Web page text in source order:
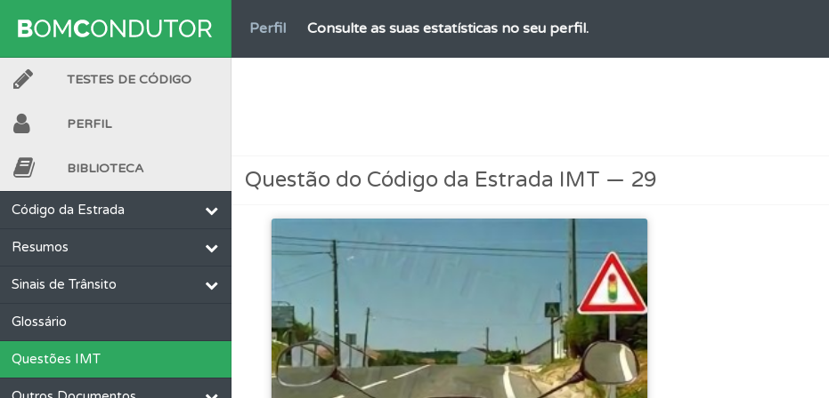
Perfil Consulte as suas estatísticas no seu perfil.
Conta Crie uma conta para poder partilhar o seu perfil com os seus amigos.
Testes Deve fazer o teste que recomendamos para obter os melhores resultados.
Ajuda Consulte a ajuda se tiver dúvidas relacionadas com a plataforma.
TESTES DE CÓDIGO
PERFIL
BIBLIOTECA
Código da Estrada
Resumos
Sinais de Trânsito
Glossário
Questões IMT
Questão do Código da Estrada IMT — 29